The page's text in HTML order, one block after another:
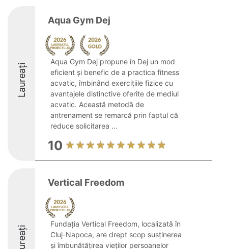
Laureați
Aqua Gym Dej
Aqua Gym Dej propune în Dej un mod
eficient și benefic de a practica fitness
acvatic, îmbinând exercițiile fizice cu
avantajele distinctive oferite de mediul
acvatic. Această metodă de
antrenament se remarcă prin faptul că
reduce solicitarea ...
10
Vertical Freedom
Fundația Vertical Freedom, localizată în
Cluj-Napoca, are drept scop susținerea
și îmbunătățirea vieților persoanelor